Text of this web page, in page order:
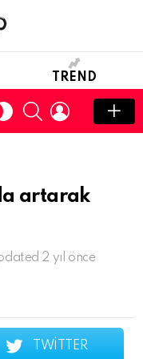
TREND
SWITCH
SKIN
SEARCHLOGIN
artarak
2 yıl önce
TWITTER